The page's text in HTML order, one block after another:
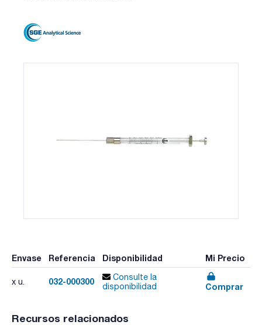
Envase Referencia Disponibilidad Mi Precio
x u. 032-000300
Consulte la
disponibilidad
Comprar
Recursos relacionados